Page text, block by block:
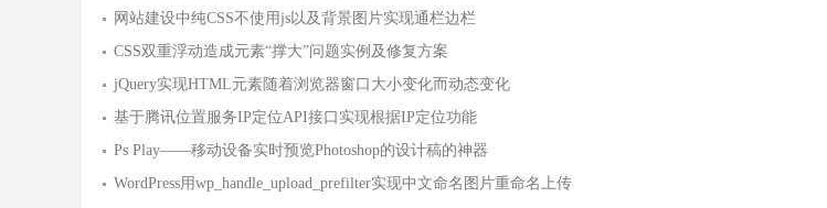
网站建设中纯CSS不使用js以及背景图片实现通栏边栏
CSS双重浮动造成元素“撑大”问题实例及修复方案
jQuery实现HTML元素随着浏览器窗口大小变化而动态变化
基于腾讯位置服务IP定位API接口实现根据IP定位功能
Ps Play——移动设备实时预览Photoshop的设计稿的神器
WordPress用wp_handle_upload_prefilter实现中文命名图片重命名上传